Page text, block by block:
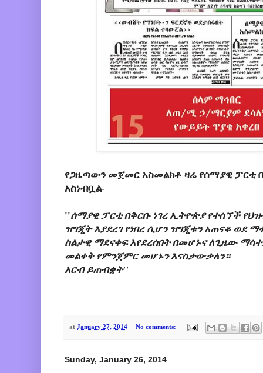
የጋዜጣውን መጀመር አስመልክቶ ዛሬ የሰማያዊ ፓርቲ
አስነብቧል-
''ሰማያዊ ፓርቲ በቅርቡ ነገረ ኢትዮጵያ የተሰኘች
ዝግጂት እያደረገ የነበረ ሲሆን ዝግጂቱን አጠናቆ ወደ
ስልታዊ ማደናቀፍ እየደረሰበት በመሆኑና ለጊዜው
መልቀቅ የምንጀምር መሆኑን እናስታውቃለን።
አርብ ይጠብቋት''
at January 27, 2014 No comments:
Sunday, January 26, 2014